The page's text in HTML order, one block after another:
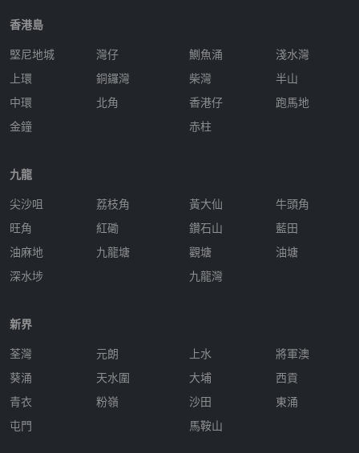
香港島
堅尼地城
上環
中環
金鐘
灣仔
銅鑼灣
北角
鰂魚涌
柴灣
香港仔
赤柱
淺水灣
半山
跑馬地
九龍
尖沙咀
旺角
油麻地
深水埗
荔枝角
紅磡
九龍塘
黃大仙
鑽石山
觀塘
九龍灣
牛頭角
藍田
油塘
新界
荃灣
葵涌
青衣
屯門
元朗
天水圍
粉嶺
上水
大埔
沙田
馬鞍山
將軍澳
西貢
東涌